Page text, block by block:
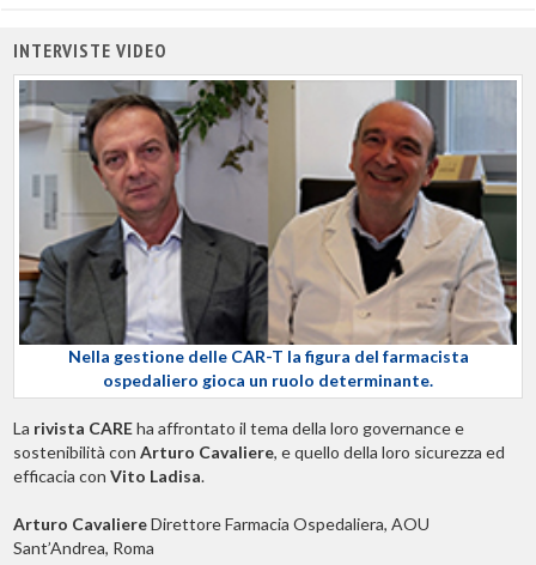
INTERVISTE VIDEO
Nella gestione delle CAR-T la figura del farmacista
ospedaliero gioca un ruolo determinante.
La rivista CAREha affrontato il tema della loro governance e
sostenibilità con Arturo Cavaliere, e quello della loro sicurezza ed
efficacia con Vito Ladisa.
Arturo CavaliereDirettore Farmacia Ospedaliera, AOU
Sant’Andrea, Roma